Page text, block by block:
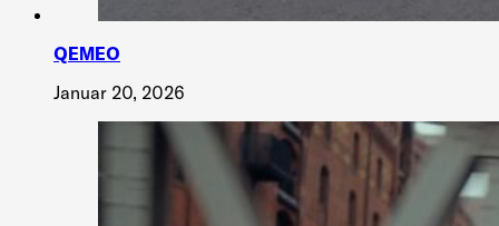
QEMEO
Januar 20, 2026